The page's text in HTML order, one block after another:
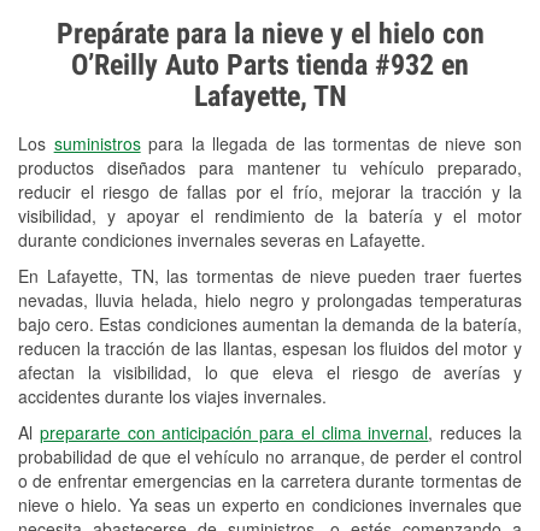
Prepárate para la nieve y el hielo con
O’Reilly Auto Parts tienda #932 en
Lafayette, TN
Los suministrospara la llegada de las tormentas de nieve son
productos diseñados para mantener tu vehículo preparado,
reducir el riesgo de fallas por el frío, mejorar la tracción y la
visibilidad, y apoyar el rendimiento de la batería y el motor
durante condiciones invernales severas en Lafayette.
En Lafayette, TN, las tormentas de nieve pueden traer fuertes
nevadas, lluvia helada, hielo negro y prolongadas temperaturas
bajo cero. Estas condiciones aumentan la demanda de la batería,
reducen la tracción de las llantas, espesan los fluidos del motor y
afectan la visibilidad, lo que eleva el riesgo de averías y
accidentes durante los viajes invernales.
Al prepararte con anticipación para el clima invernal, reduces la
probabilidad de que el vehículo no arranque, de perder el control
o de enfrentar emergencias en la carretera durante tormentas de
nieve o hielo. Ya seas un experto en condiciones invernales que
Prueba de alternadores y
arrancadores
Revisión de la luz "Check Engine"
Reciclaje de baterías y aceite
Instalación de bombillas de faros
Instalación de limpiaparabrisas
Programa de Préstamo de
Herramientas
Mezcla de pinturas
Rectificación de tambores y discos de
freno
Mangueras hidráulicas a la medida